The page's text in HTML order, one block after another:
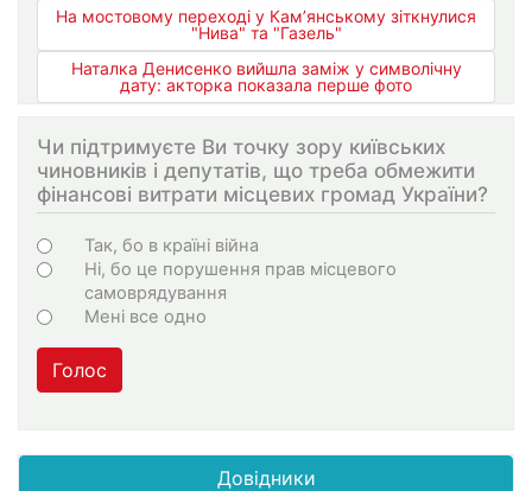
На мостовому переході у Кам’янському зіткнулися
"Нива" та "Газель"
Наталка Денисенко вийшла заміж у символічну
дату: акторка показала перше фото
Чи підтримуєте Ви точку зору київських
чиновників і депутатів, що треба обмежити
фінансові витрати місцевих громад України?
Choices
Так, бо в країні війна
Ні, бо це порушення прав місцевого
самоврядування
Мені все одно
Голос
Довідники